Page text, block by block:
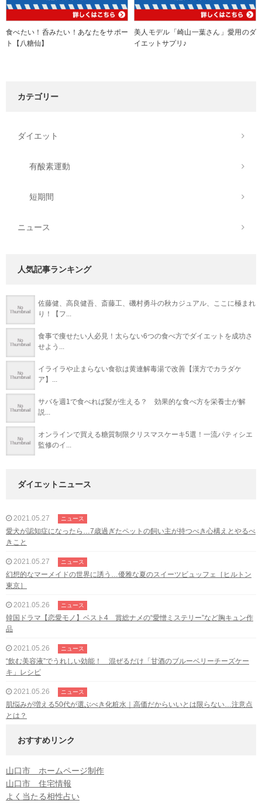
食べたい！呑みたい！あなたをサポー
ト【八糖仙】
美人モデル「崎山一葉さん」愛用のダ
イエットサプリ♪
カテゴリー
ダイエット
有酸素運動
短期間
ニュース
人気記事ランキング
佐藤健、高良健吾、斎藤工、磯村勇斗の秋カジュアル、ここに極まれ
り！【フ...
食事で痩せたい人必見！太らない6つの食べ方でダイエットを成功さ
せよう...
イライラや止まらない食欲は黄連解毒湯で改善【漢方でカラダケ
ア】...
サバを週1で食べれば髪が生える？ 効果的な食べ方を栄養士が解
説...
オンラインで買える糖質制限クリスマスケーキ5選！一流パティシエ
監修のイ...
ダイエットニュース
2021.05.27 ニュース
愛犬が認知症になったら…7歳過ぎたペットの飼い主が持つべき心構えとやるべ
きこと
2021.05.27 ニュース
幻想的なマーメイドの世界に誘う…優雅な夏のスイーツビュッフェ［ヒルトン
東京］
2021.05.26 ニュース
韓国ドラマ【恋愛モノ】ベスト4 賞総ナメの“愛憎ミステリー”など胸キュン作
品
2021.05.26 ニュース
“飲む美容液”でうれしい効能！ 混ぜるだけ「甘酒のブルーベリーチーズケー
キ」レシピ
2021.05.26 ニュース
肌悩みが増える50代が選ぶべき化粧水｜高価だからいいとは限らない…注意点
とは？
おすすめリンク
山口市 ホームページ制作
山口市 住宅情報
よく当たる相性占い